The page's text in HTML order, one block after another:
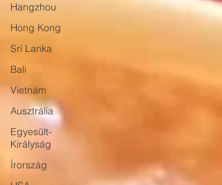
Hangzhou
Hong Kong
Sri Lanka
Bali
Vietnám
Ausztrália
Egyesült-
Királyság
Írország